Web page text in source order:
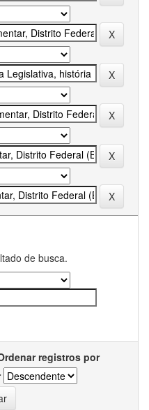
de busca.
registros por